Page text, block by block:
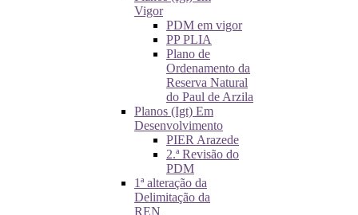
Vigor
PDM em vigor
PP PLIA
Plano de
Ordenamento da
Reserva Natural
do Paul de Arzila
Planos (Igt) Em
Desenvolvimento
PIER Arazede
2.ª Revisão do
PDM
1ª alteração da
Delimitação da
REN